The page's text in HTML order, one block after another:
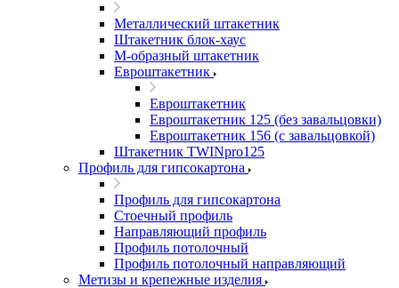
Металлический штакетник
Штакетник блок-хаус
М-образный штакетник
Евроштакетник
Евроштакетник
Евроштакетник 125 (без завальцовки)
Евроштакетник 156 (с завальцовкой)
Штакетник TWINpro125
Профиль для гипсокартона
Профиль для гипсокартона
Стоечный профиль
Направляющий профиль
Профиль потолочный
Профиль потолочный направляющий
Метизы и крепежные изделия